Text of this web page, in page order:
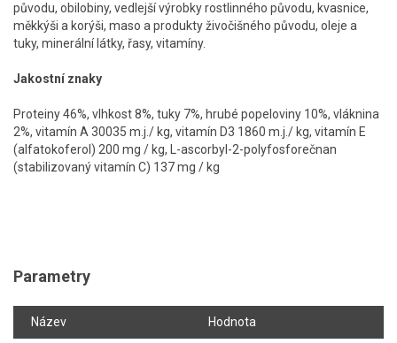
původu, obilobiny, vedlejší výrobky rostlinného původu, kvasnice,
měkkýši a korýši, maso a produkty živočišného původu, oleje a
tuky, minerální látky, řasy, vitamíny.
Jakostní znaky
Proteiny 46%, vlhkost 8%, tuky 7%, hrubé popeloviny 10%, vláknina
2%, vitamín A 30035 m.j./ kg, vitamín D3 1860 m.j./ kg, vitamín E
(alfatokoferol) 200 mg / kg, L-ascorbyl-2-polyfosforečnan
(stabilizovaný vitamín C) 137 mg / kg
Parametry
Název Hodnota